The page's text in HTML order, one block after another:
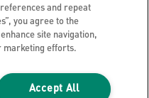
and repeat
you agree to the
site navigation,
marketing efforts.
Accept All